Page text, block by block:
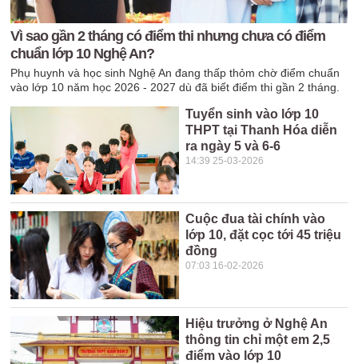
Vì sao gần 2 tháng có điểm thi nhưng chưa có điểm
chuẩn lớp 10 Nghệ An?
Phụ huynh và học sinh Nghệ An đang thấp thỏm chờ điểm chuẩn
vào lớp 10 năm học 2026 - 2027 dù đã biết điểm thi gần 2 tháng.
Tuyển sinh vào lớp 10
THPT tại Thanh Hóa diễn
ra ngày 5 và 6-6
14:39 25-03-2026
Cuộc đua tài chính vào
lớp 10, đặt cọc tới 45 triệu
đồng
07:03 16-02-2026
Hiệu trưởng ở Nghệ An
thông tin chỉ một em 2,5
điểm vào lớp 10